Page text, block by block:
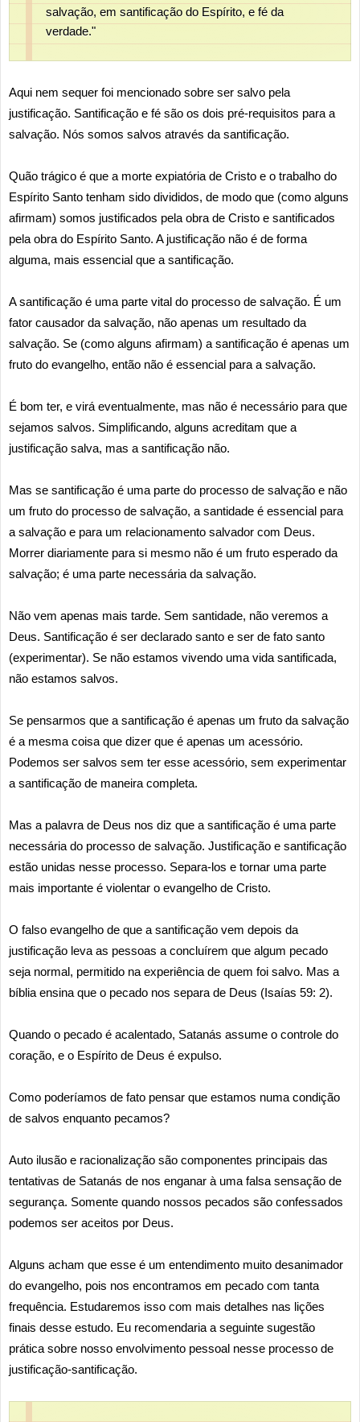
salvação, em santificação do Espírito, e fé da
verdade."
Aqui nem sequer foi mencionado sobre ser salvo pela
justificação. Santificação e fé são os dois pré-requisitos para a
salvação. Nós somos salvos através da santificação.
Quão trágico é que a morte expiatória de Cristo e o trabalho do
Espírito Santo tenham sido divididos, de modo que (como alguns
afirmam) somos justificados pela obra de Cristo e santificados
pela obra do Espírito Santo. A justificação não é de forma
alguma, mais essencial que a santificação.
A santificação é uma parte vital do processo de salvação. É um
fator causador da salvação, não apenas um resultado da
salvação. Se (como alguns afirmam) a santificação é apenas um
fruto do evangelho, então não é essencial para a salvação.
É bom ter, e virá eventualmente, mas não é necessário para que
sejamos salvos. Simplificando, alguns acreditam que a
justificação salva, mas a santificação não.
Mas se santificação é uma parte do processo de salvação e não
um fruto do processo de salvação, a santidade é essencial para
a salvação e para um relacionamento salvador com Deus.
Morrer diariamente para si mesmo não é um fruto esperado da
salvação; é uma parte necessária da salvação.
Não vem apenas mais tarde. Sem santidade, não veremos a
Deus. Santificação é ser declarado santo e ser de fato santo
(experimentar). Se não estamos vivendo uma vida santificada,
não estamos salvos.
Se pensarmos que a santificação é apenas um fruto da salvação
é a mesma coisa que dizer que é apenas um acessório.
Podemos ser salvos sem ter esse acessório, sem experimentar
a santificação de maneira completa.
Mas a palavra de Deus nos diz que a santificação é uma parte
necessária do processo de salvação. Justificação e santificação
estão unidas nesse processo. Separa-los e tornar uma parte
mais importante é violentar o evangelho de Cristo.
O falso evangelho de que a santificação vem depois da
justificação leva as pessoas a concluírem que algum pecado
seja normal, permitido na experiência de quem foi salvo. Mas a
bíblia ensina que o pecado nos separa de Deus (Isaías 59: 2).
Quando o pecado é acalentado, Satanás assume o controle do
coração, e o Espírito de Deus é expulso.
Como poderíamos de fato pensar que estamos numa condição
de salvos enquanto pecamos?
Auto ilusão e racionalização são componentes principais das
tentativas de Satanás de nos enganar à uma falsa sensação de
segurança. Somente quando nossos pecados são confessados
podemos ser aceitos por Deus.
Alguns acham que esse é um entendimento muito desanimador
do evangelho, pois nos encontramos em pecado com tanta
frequência. Estudaremos isso com mais detalhes nas lições
finais desse estudo. Eu recomendaria a seguinte sugestão
prática sobre nosso envolvimento pessoal nesse processo de
justificação-santificação.